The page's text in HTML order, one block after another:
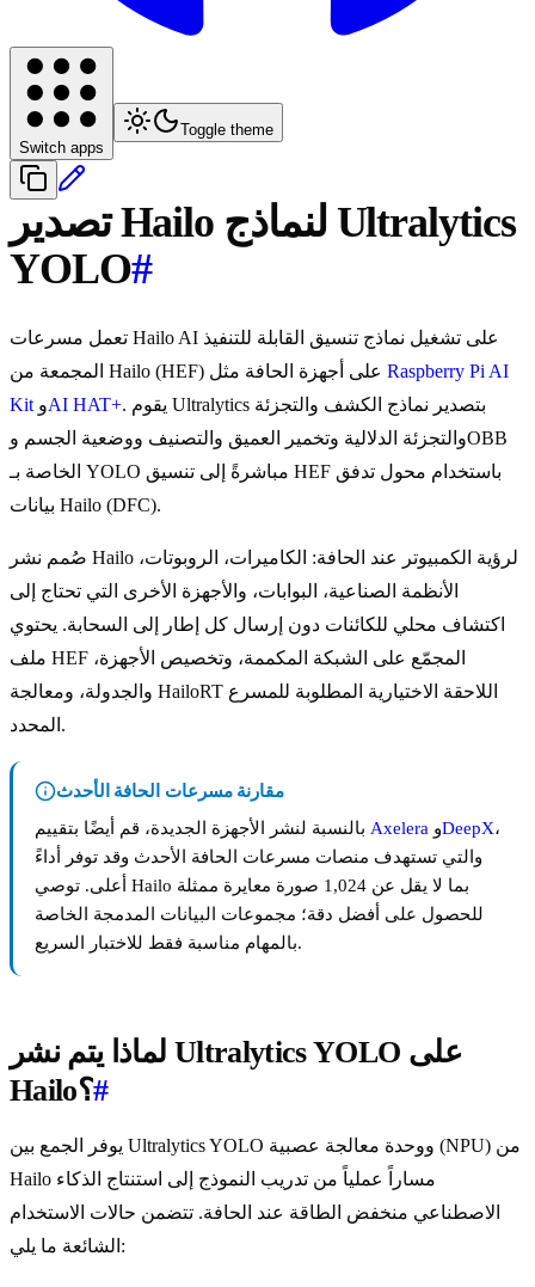
Switch apps
Toggle theme
تصدير Hailo لنماذج Ultralytics
YOLO#
تعمل مسرعات Hailo AI على تشغيل نماذج تنسيق القابلة للتنفيذ
Raspberry Pi AI
Kit وAI HAT+. يقوم Ultralytics بتصدير نماذج الكشف والتجزئة
والتجزئة الدلالية وتخمير العميق والتصنيف ووضعية الجسم وOBB
الخاصة بـ YOLO مباشرةً إلى تنسيق HEF باستخدام محول تدفق
بيانات Hailo (DFC).
صُمم نشر Hailo لرؤية الكمبيوتر عند الحافة: الكاميرات، الروبوتات،
الأنظمة الصناعية، البوابات، والأجهزة الأخرى التي تحتاج إلى
اكتشاف محلي للكائنات دون إرسال كل إطار إلى السحابة. يحتوي
ملف HEF المجمّع على الشبكة المكممة، وتخصيص الأجهزة،
والجدولة، ومعالجة HailoRT اللاحقة الاختيارية المطلوبة للمسرع
المحدد.
مقارنة مسرعات الحافة الأحدث
Axelera وDeepX،
والتي تستهدف منصات مسرعات الحافة الأحدث وقد توفر أداءً
أعلى. توصي Hailo بما لا يقل عن 1,024 صورة معايرة ممثلة
للحصول على أفضل دقة؛ مجموعات البيانات المدمجة الخاصة
بالمهام مناسبة فقط للاختبار السريع.
لماذا يتم نشر Ultralytics YOLO على
Hailo؟#
يوفر الجمع بين Ultralytics YOLO ووحدة معالجة عصبية (NPU) من
Hailo مساراً عملياً من تدريب النموذج إلى استنتاج الذكاء
الاصطناعي منخفض الطاقة عند الحافة. تتضمن حالات الاستخدام
الشائعة ما يلي: